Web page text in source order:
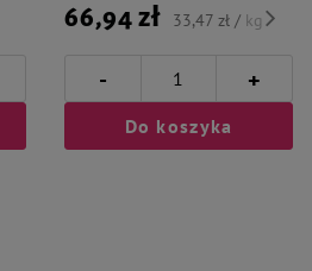
66,94 zł 33,47 zł / kg
- +
Do koszyka